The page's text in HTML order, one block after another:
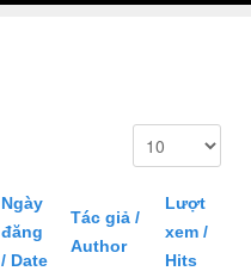
Ngày
đăng
/ Date
Tác giả /
Author
Lượt
xem /
Hits